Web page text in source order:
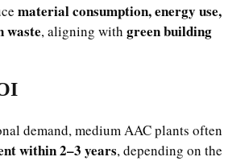
material consumption, energy use,
waste, aligning with green building
demand, medium AAC plants often
within 2–3 years, depending on the